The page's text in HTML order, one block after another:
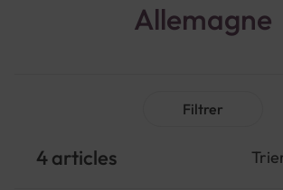
Allemagne
4articles
Filtrer